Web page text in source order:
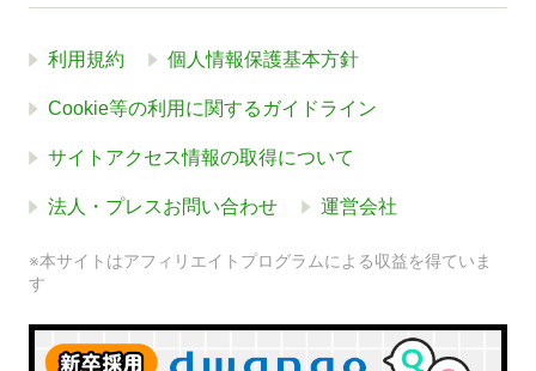
利用規約 個人情報保護基本方針
Cookie等の利用に関するガイドライン
サイトアクセス情報の取得について
法人・プレスお問い合わせ 運営会社
※本サイトはアフィリエイトプログラムによる収益を得ていま
す